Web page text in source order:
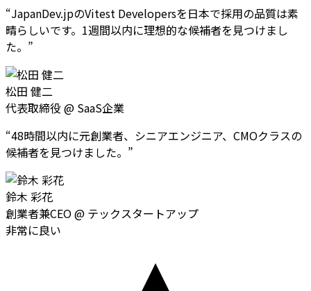
“JapanDev.jpのVitest Developersを日本で採用の品質は素
晴らしいです。1週間以内に理想的な候補者を見つけまし
た。 ”
松田 健二
代表取締役 @ SaaS企業
“48時間以内に元創業者、シニアエンジニア、CMOクラスの
候補者を見つけました。 ”
鈴木 彩花
創業者兼CEO@ テックスタートアップ
非常に良い